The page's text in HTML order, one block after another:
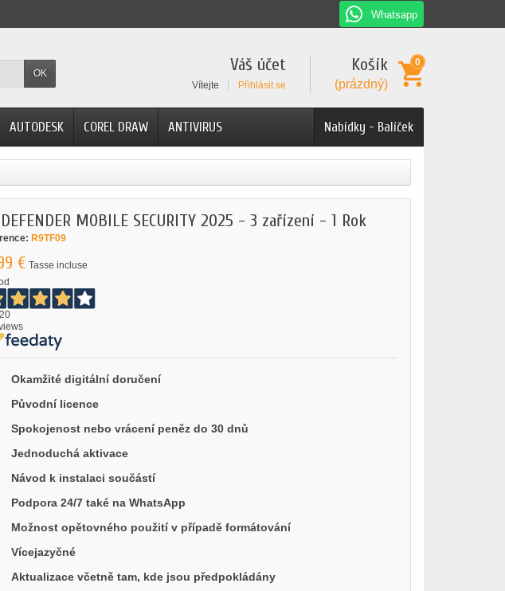
Whatsapp
OK Košík
(prázdný)
0
Váš účet
Vítejte Přihlásit se
Nabídky - Balíček
AUTODESK COREL DRAW ANTIVIRUS
MOBILE SECURITY 2025 - 3 zařízení - 1 Rok
R9TF09
€ Tasse incluse
Okamžité digitální doručení
Původní licence
Spokojenost nebo vrácení peněz do 30 dnů
Jednoduchá aktivace
Návod k instalaci součástí
Podpora 24/7 také na WhatsApp
Možnost opětovného použití v případě formátování
Vícejazyčné
Aktualizace včetně tam, kde jsou předpokládány